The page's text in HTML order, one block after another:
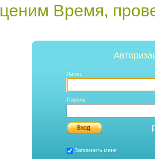
ценим Время,
Логин:
Пароль:
Запомнить меня